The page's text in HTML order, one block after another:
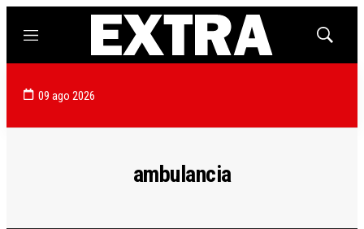
Menú
Mostrar
09 ago 2026
ambulancia